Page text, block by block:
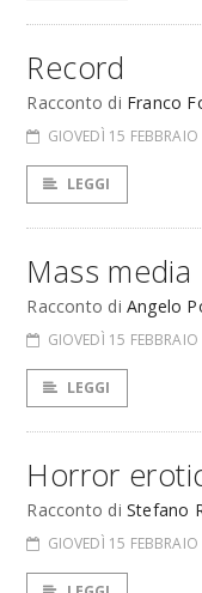
Record
Racconto di Franco
GIOVEDÌ 15
LEGGI
Mass media
Racconto di Angelo
GIOVEDÌ 15
LEGGI
Horror
Racconto di Stefano
GIOVEDÌ 15